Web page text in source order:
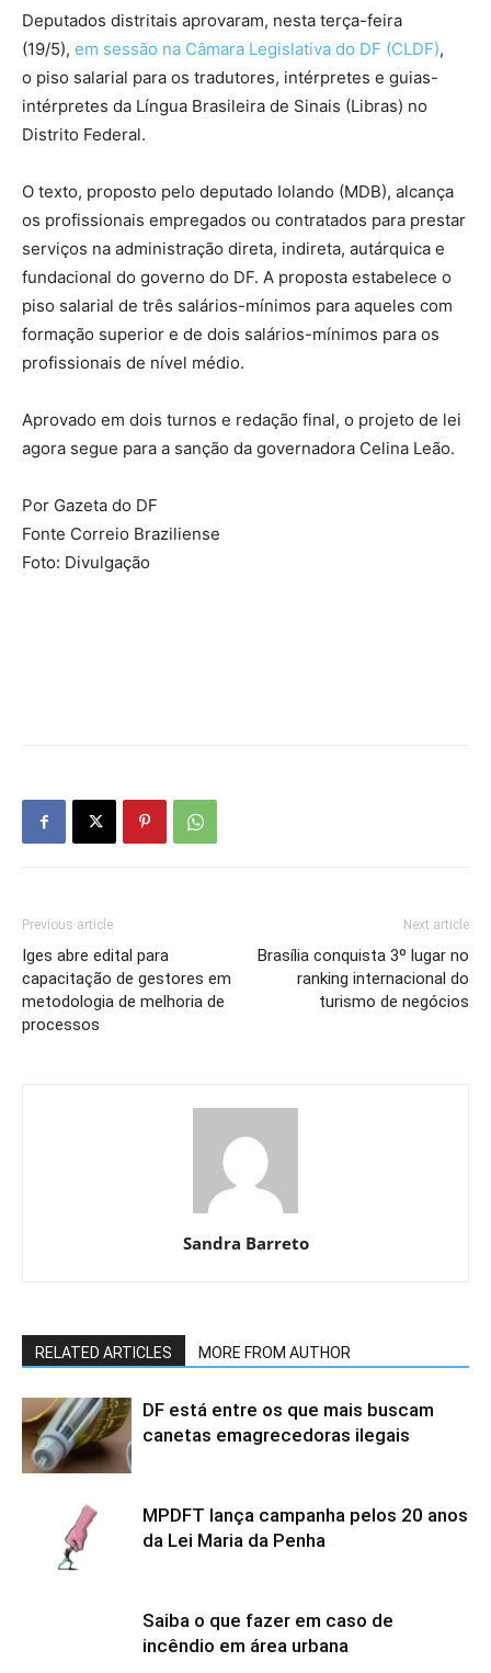
Deputados distritais aprovaram, nesta terça-feira
(19/5), em sessão na Câmara Legislativa do DF (CLDF),
o piso salarial para os tradutores, intérpretes e guias-
intérpretes da Língua Brasileira de Sinais (Libras) no
Distrito Federal.
O texto, proposto pelo deputado Iolando (MDB), alcança
os profissionais empregados ou contratados para prestar
serviços na administração direta, indireta, autárquica e
fundacional do governo do DF. A proposta estabelece o
piso salarial de três salários-mínimos para aqueles com
formação superior e de dois salários-mínimos para os
profissionais de nível médio.
Aprovado em dois turnos e redação final, o projeto de lei
agora segue para a sanção da governadora Celina Leão.
Por Gazeta do DF
Fonte Correio Braziliense
Foto: Divulgação
Previous article
Iges abre edital para
capacitação de gestores em
metodologia de melhoria de
processos
Next article
Brasília conquista 3º lugar no
ranking internacional do
turismo de negócios
Sandra Barreto
RELATED ARTICLES MORE FROM AUTHOR
DF está entre os que mais buscam
canetas emagrecedoras ilegais
MPDFT lança campanha pelos 20 anos
da Lei Maria da Penha
Saiba o que fazer em caso de
incêndio em área urbana